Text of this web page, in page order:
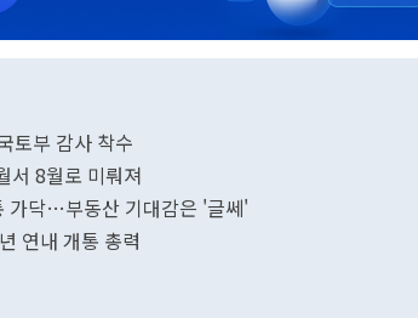
토부 감사 착수
서 8월로 미뤄져
가닥…부동산 기대감은 '글쎄'
연내 개통 총력